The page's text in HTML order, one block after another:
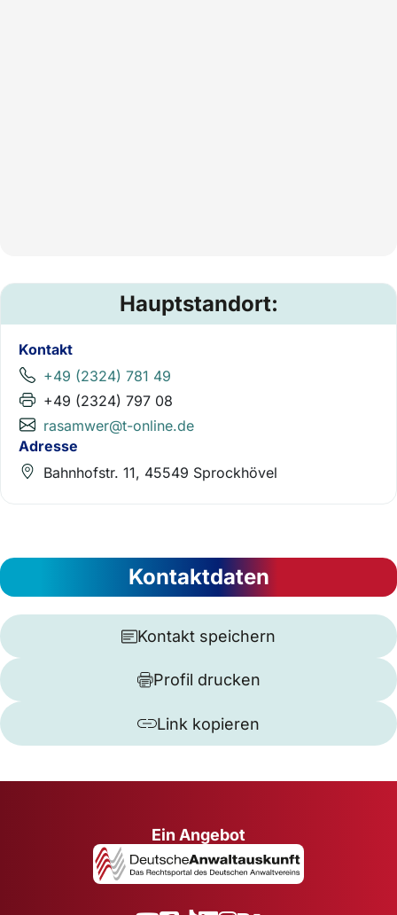
Hauptstandort:
Kontakt
+49 (2324) 781 49
+49 (2324) 797 08
rasamwer@t-online.de
Adresse
Bahnhofstr. 11, 45549 Sprockhövel
Kontaktdaten
Kontakt speichern
Profil drucken
Link kopieren
Ein Angebot